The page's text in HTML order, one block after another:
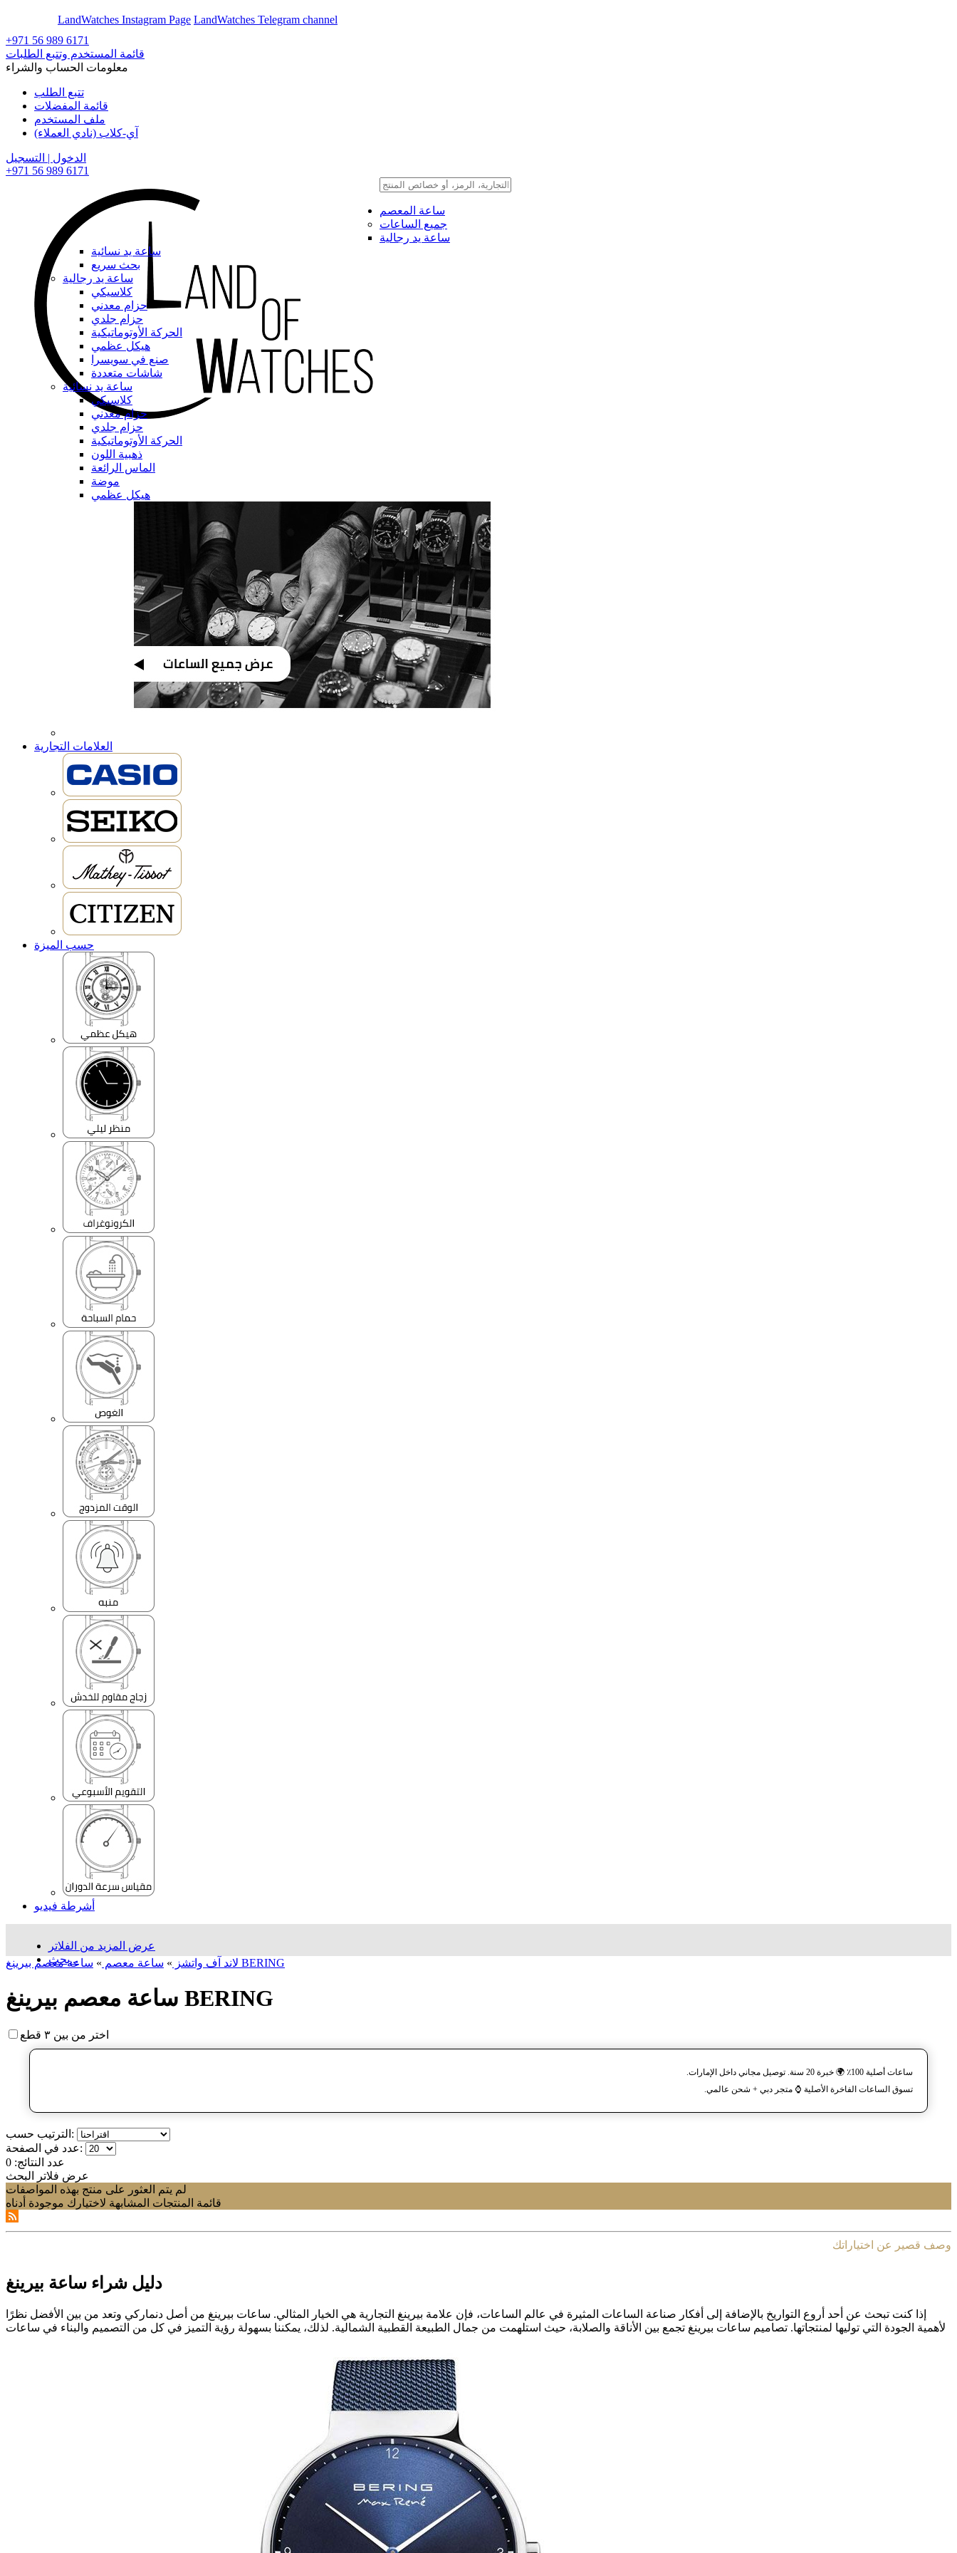
LandWatches Instagram Page LandWatches Telegram channel
+971 56 989 6171
قائمة المستخدم وتتبع الطلبات
معلومات الحساب والشراء
تتبع الطلب
قائمة المفضلات
ملف المستخدم
آي-كلاب (نادي العملاء)
الدخول | التسجيل
+971 56 989 6171
ساعة المعصم
جميع الساعات
ساعة يد رجالية
ساعة يد نسائية
بحث سريع
ساعة يد رجالية
كلاسيكي
حزام معدني
حزام جلدي
الحركة الأوتوماتيكية
هيكل عظمي
صنع في سويسرا
شاشات متعددة
ساعة يد نسائية
كلاسيكي
حزام معدني
حزام جلدي
الحركة الأوتوماتيكية
ذهبية اللون
الماس الرائعة
موضة
هيكل عظمي
العلامات التجارية
حسب الميزة
أشرطة فيديو
عرض المزيد من الفلاتر
بحث...
لاند آف واتشز » ساعة معصم » ساعة معصم بيرينغ BERING
ساعة معصم بيرينغ BERING
اختر من بين ٣ قطع
ساعات أصلية 100٪ 🌍 خبرة 20 سنة. توصيل مجاني داخل الإمارات.
تسوق الساعات الفاخرة الأصلية ⌚️ متجر دبي + شحن عالمي.
الترتيب حسب:
عدد في الصفحة:
عدد النتائج: 0
عرض فلاتر البحث
لم يتم العثور على منتج بهذه المواصفات
قائمة المنتجات المشابهة لاختيارك موجودة أدناه
وصف قصير عن اختياراتك
دليل شراء ساعة بيرینغ
إذا كنت تبحث عن أحد أروع التواريخ بالإضافة إلى أفكار صناعة الساعات المثيرة في عالم الساعات، فإن علامة بيرينغ التجارية هي الخيار المثالي. ساعات بيرينغ من أصل دنماركي وتعد من بين الأفضل نظرًا
لأهمية الجودة التي توليها لمنتجاتها. تصاميم ساعات بيرينغ تجمع بين الأناقة والصلابة، حيث استلهمت من جمال الطبيعة القطبية الشمالية. لذلك، يمكننا بسهولة رؤية التميز في كل من التصميم والبناء في ساعات